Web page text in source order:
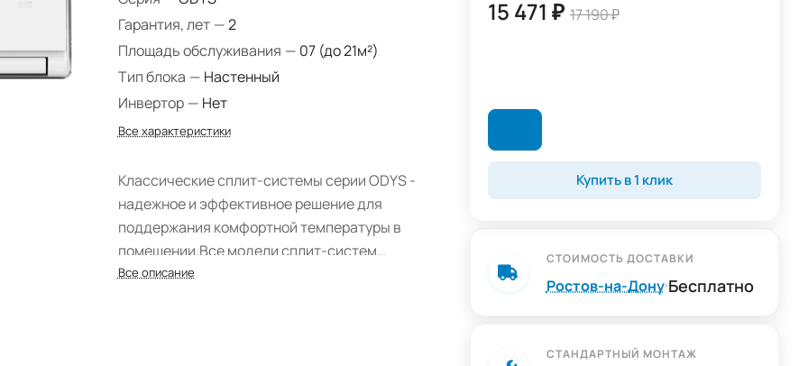
Гарантия, лет —2
Площадь обслуживания — 07 (до 21м²)
Тип блока — Настенный
Инвертор — Нет
Все характеристики
Классические сплит-системы серии ODYS -
надежное и эффективное решение для
поддержания комфортной температуры в
помещении.Все модели сплит-систем
соответствуют А классу
Все описание
15 471 ₽ 17 190 ₽
Купить в 1 клик
СТОИМОСТЬ ДОСТАВКИ
Ростов-на-ДонуБесплатно
СТАНДАРТНЫЙ МОНТАЖ